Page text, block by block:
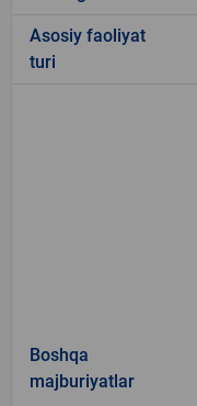
Аsosiy faoliyat
turi
Boshqa
majburiyatlar